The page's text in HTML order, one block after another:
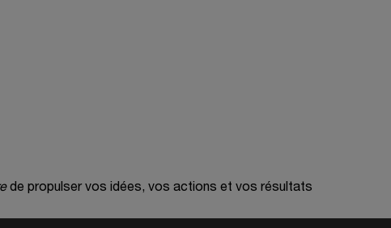
de propulser vos idées, vos actions et vos résultats